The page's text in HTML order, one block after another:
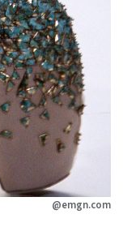
@emgn.com